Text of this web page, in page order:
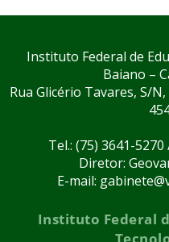
Instituto Federal de
Baiano –
Rua Glicério Tavares, S/
Tel.: (75) 3641-
Diretor:
E-mail:
Instituto Federal